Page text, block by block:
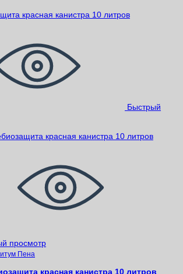
Быстрый
просмотр
Пена
красная канистра 10 литров